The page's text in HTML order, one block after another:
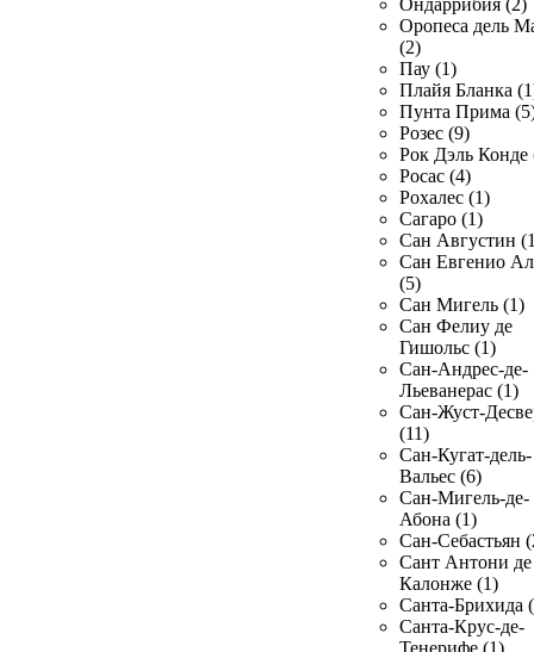
Ондаррибия (2)
Оропеса дель
(2)
Пау (1)
Плайя Бланка
Пунта Прима
Розес (9)
Рок Дэль Конде
Росас (4)
Рохалес (1)
Сагаро (1)
Сан Августин
Сан Евгенио
(5)
Сан Мигель (1)
Сан Фелиу де
Гишольс (1)
Сан-Андрес-де-
Льеванерас (1)
Сан-Жуст-
(11)
Сан-Кугат-дель-
Вальес (6)
Сан-Мигель-де-
Абона (1)
Сан-Себастьян
Сант Антони де
Калонже (1)
Санта-Брихида
Санта-Крус-де-
Тенерифе (1)